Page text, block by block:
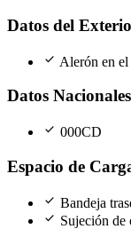
Datos del
check Alerón en el
Datos
check 000CD
Espacio de
check Bandeja
check Sujeción de